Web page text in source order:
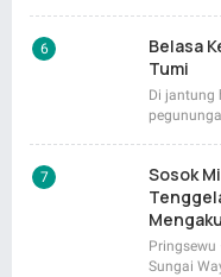
Belasa
Tumi
Di jantung
Sosok
Pringsewu
Sungai